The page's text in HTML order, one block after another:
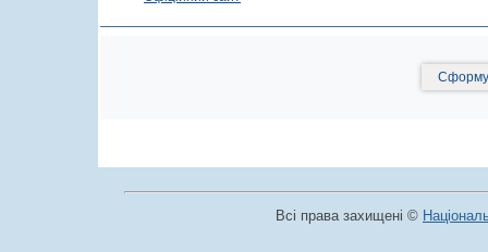
Всі права захищені ©